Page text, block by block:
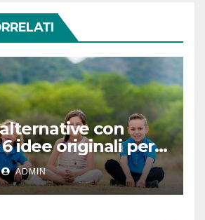
con
idee originali per
ADMIN